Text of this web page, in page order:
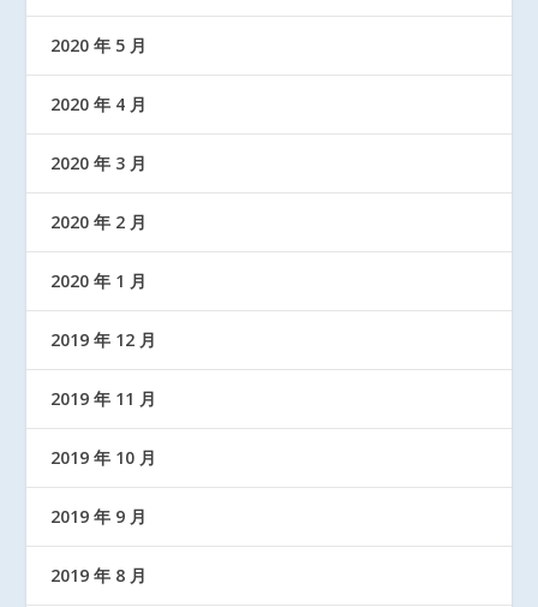
2020 年 5 月
2020 年 4 月
2020 年 3 月
2020 年 2 月
2020 年 1 月
2019 年 12 月
2019 年 11 月
2019 年 10 月
2019 年 9 月
2019 年 8 月